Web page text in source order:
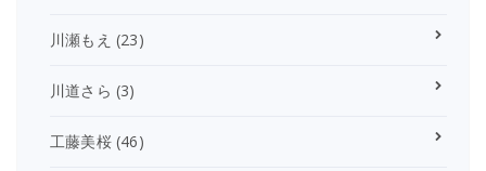
川瀬もえ (23)
川道さら (3)
工藤美桜(46)